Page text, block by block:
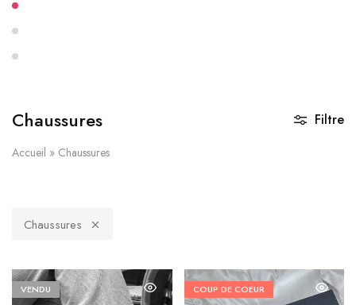
Chaussures
Accueil » Chaussures
Filtre
Chaussures
VENDU COUP DE COEUR